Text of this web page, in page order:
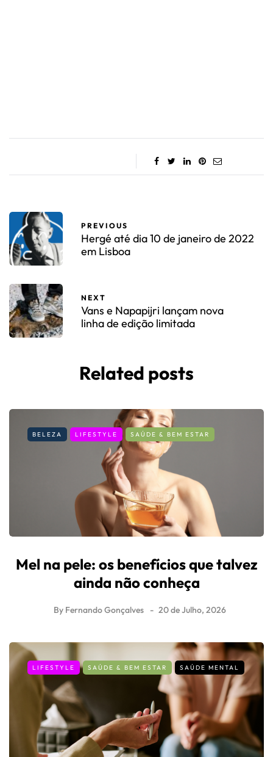
PREVIOUS
Hergé até dia 10 de janeiro de 2022
em Lisboa
NEXT
Vans e Napapijri lançam nova
linha de edição limitada
Related posts
BELEZA LIFESTYLE SAÚDE & BEM ESTAR
Mel na pele: os benefícios que talvez
ainda não conheça
By Fernando Gonçalves 20 de Julho, 2026
LIFESTYLE SAÚDE & BEM ESTAR SAÚDE MENTAL